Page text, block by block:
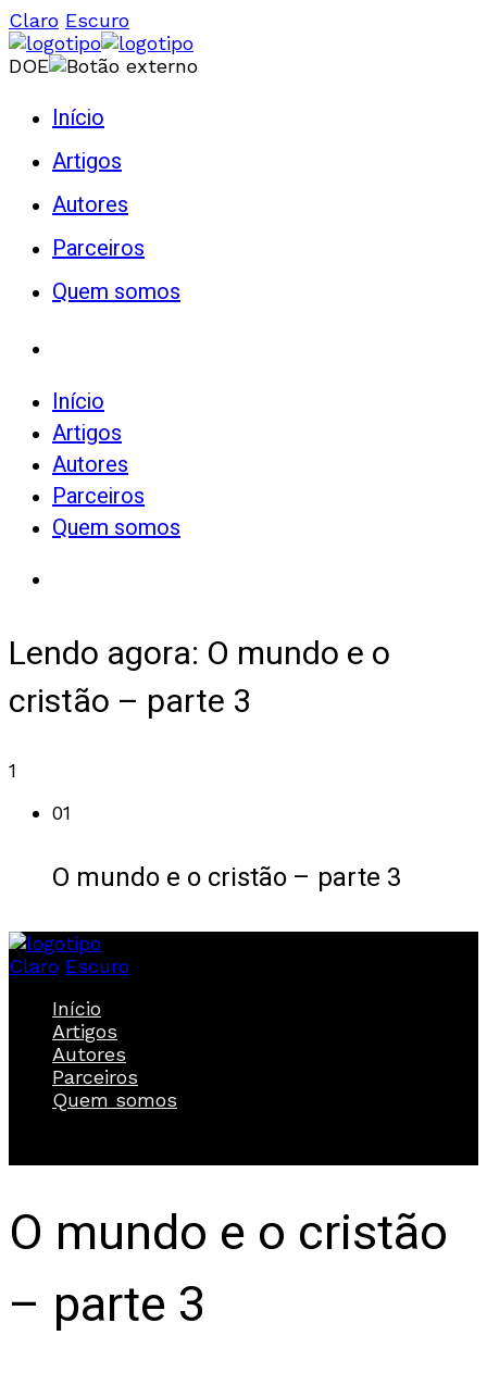
Claro Escuro
DOE
Início
Artigos
Autores
Parceiros
Quem somos
Início
Artigos
Autores
Parceiros
Quem somos
Lendo agora: O mundo e o
cristão – parte 3
1
01
O mundo e o cristão – parte 3
Claro Escuro
Início
Artigos
Autores
Parceiros
Quem somos
O mundo e o cristão
– parte 3